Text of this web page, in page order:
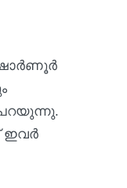
ഇവര്‍